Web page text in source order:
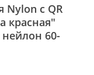
Nylon c QR
красная"
60-